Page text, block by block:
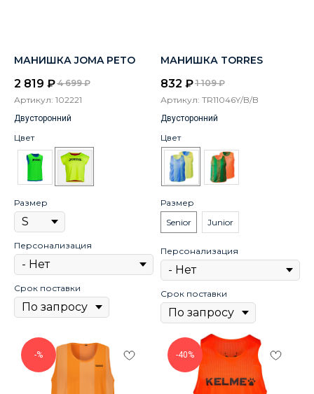
МАНИШКА JOMA PETO
2 819 ₽ 4 699 ₽
Артикул: 102221
Двусторонний
Цвет
Размер
Персонализация
Срок поставки
МАНИШКА TORRES
832 ₽ 1 109 ₽
Артикул: TR11046Y/B/B
Двусторонний
Цвет
Размер
Senior
Junior
Персонализация
Срок поставки
-% -40%